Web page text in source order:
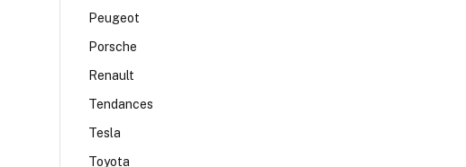
Peugeot
Porsche
Renault
Tendances
Tesla
Toyota